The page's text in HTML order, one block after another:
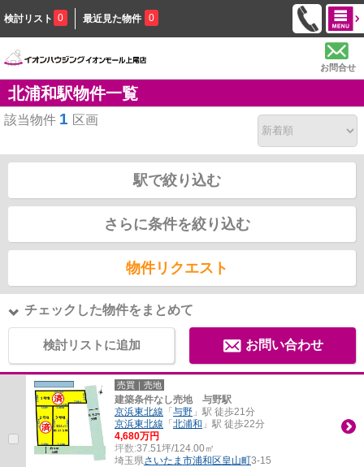
検討リスト 0 最近見た物件 0
お問合せ
北浦和駅物件一覧
該当物件 1 区画
駅で絞り込む
さらに条件を絞り込む
物件リクエスト
チェックした物件をまとめて
検討リストに追加 お問い合わせ
売買｜売地
建築条件なし売地 与野駅
京浜東北線 「 与野 」駅 徒歩21分
京浜東北線 「 北浦和 」駅 徒歩22分
4,680万円
坪数:37.51坪/124.00㎡
埼玉県さいたま市浦和区皇山町3-15